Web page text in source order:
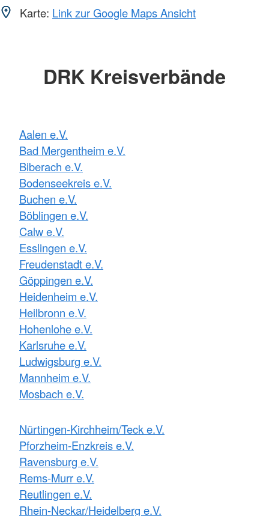
Karte: Link zur Google Maps Ansicht
DRK Kreisverbände
Aalen e.V.
Bad Mergentheim e.V.
Biberach e.V.
Bodenseekreis e.V.
Buchen e.V.
Böblingen e.V.
Calw e.V.
Esslingen e.V.
Freudenstadt e.V.
Göppingen e.V.
Heidenheim e.V.
Heilbronn e.V.
Hohenlohe e.V.
Karlsruhe e.V.
Ludwigsburg e.V.
Mannheim e.V.
Mosbach e.V.
Nürtingen-Kirchheim/Teck e.V.
Pforzheim-Enzkreis e.V.
Ravensburg e.V.
Rems-Murr e.V.
Reutlingen e.V.
Rhein-Neckar/Heidelberg e.V.